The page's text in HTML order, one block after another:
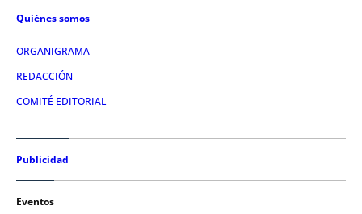
Quiénes somos
ORGANIGRAMA
REDACCIÓN
COMITÉ EDITORIAL
Publicidad
Eventos